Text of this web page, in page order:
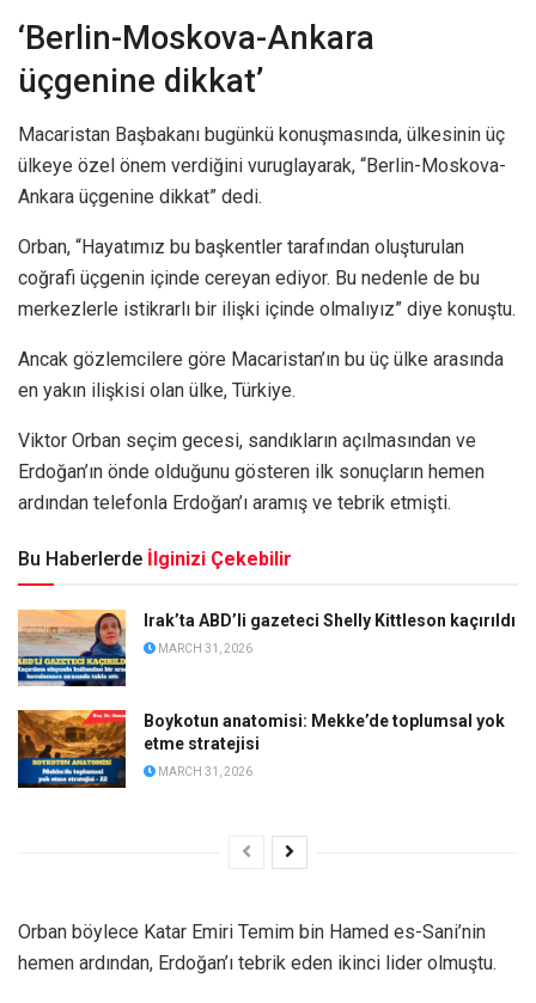
‘Berlin-Moskova-Ankara
üçgenine dikkat’
Macaristan Başbakanı bugünkü konuşmasında, ülkesinin üç
ülkeye özel önem verdiğini vuruglayarak, “Berlin-Moskova-
Ankara üçgenine dikkat” dedi.
Orban, “Hayatımız bu başkentler tarafından oluşturulan
coğrafi üçgenin içinde cereyan ediyor. Bu nedenle de bu
merkezlerle istikrarlı bir ilişki içinde olmalıyız” diye konuştu.
Ancak gözlemcilere göre Macaristan’ın bu üç ülke arasında
en yakın ilişkisi olan ülke, Türkiye.
Viktor Orban seçim gecesi, sandıkların açılmasından ve
Erdoğan’ın önde olduğunu gösteren ilk sonuçların hemen
ardından telefonla Erdoğan’ı aramış ve tebrik etmişti.
Bu Haberlerde İlginizi Çekebilir
Irak’ta ABD’li gazeteci Shelly Kittleson kaçırıldı
MARCH 31, 2026
Boykotun anatomisi: Mekke’de toplumsal yok
etme stratejisi
MARCH 31, 2026
Orban böylece Katar Emiri Temim bin Hamed es-Sani’nin
hemen ardından, Erdoğan’ı tebrik eden ikinci lider olmuştu.